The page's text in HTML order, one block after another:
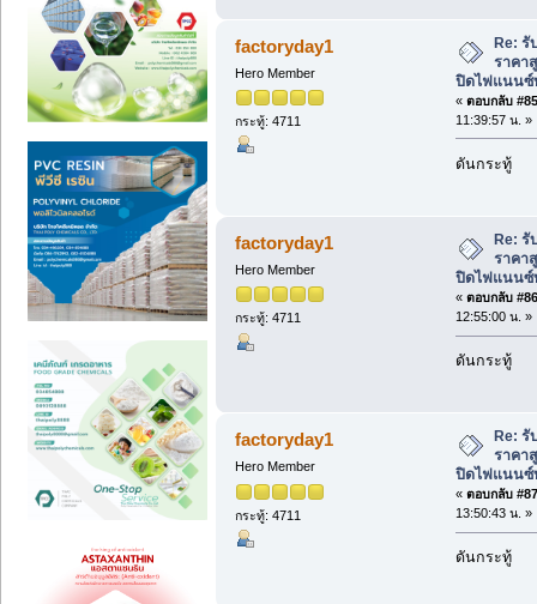
factoryday1
Hero Member
กระทู้: 4711
Re: รั
ราคา
ปิดไฟแนนซ์
« ตอบกลับ
11:39:57 น. »
ดันกระทู้
factoryday1
Hero Member
กระทู้: 4711
Re: รั
ราคา
ปิดไฟแนนซ์
« ตอบกลับ
12:55:00 น. »
ดันกระทู้
factoryday1
Hero Member
กระทู้: 4711
Re: รั
ราคา
ปิดไฟแนนซ์
« ตอบกลับ
13:50:43 น. »
ดันกระทู้